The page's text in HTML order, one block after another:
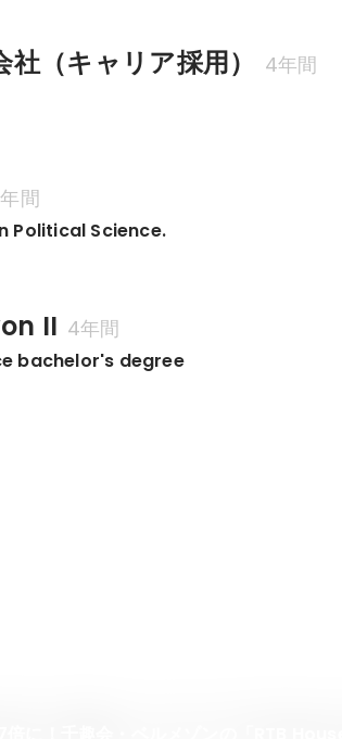
（キャリア採用） 4年間
間
Political Science.
II 4年間
bachelor's degree